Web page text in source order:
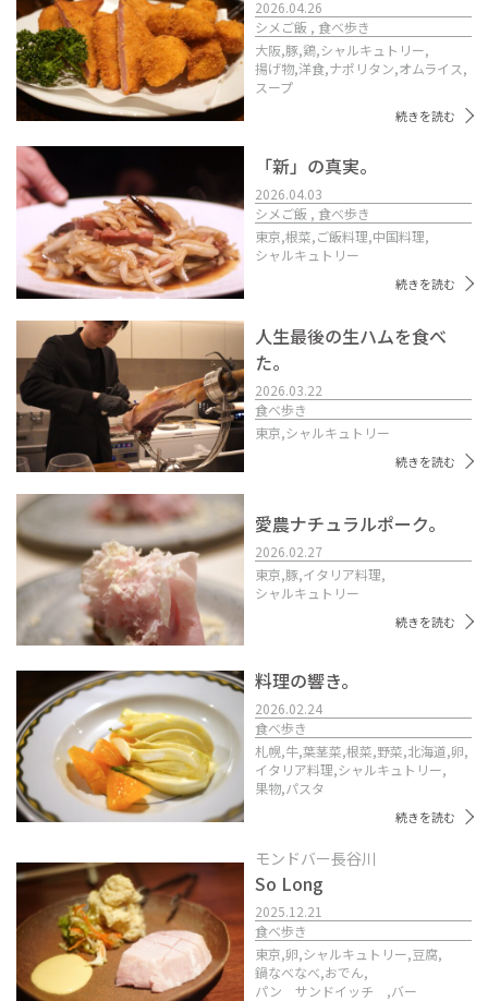
2026.04.26
シメご飯 , 食べ歩き
大阪,豚,鶏,シャルキュトリー,
揚げ物,洋食,ナポリタン,オムライス,
スープ
続きを読む
「新」の真実。
2026.04.03
シメご飯 , 食べ歩き
東京,根菜,ご飯料理,中国料理,
シャルキュトリー
続きを読む
人生最後の生ハムを食べ
た。
2026.03.22
食べ歩き
東京,シャルキュトリー
続きを読む
愛農ナチュラルポーク。
2026.02.27
東京,豚,イタリア料理,
シャルキュトリー
続きを読む
料理の響き。
2026.02.24
食べ歩き
札幌,牛,葉茎菜,根菜,野菜,北海道,卵,
イタリア料理,シャルキュトリー,
果物,パスタ
続きを読む
モンドバー長谷川
So Long
2025.12.21
食べ歩き
東京,卵,シャルキュトリー,豆腐,
鍋なべなべ,おでん,
パン サンドイッチ ,バー